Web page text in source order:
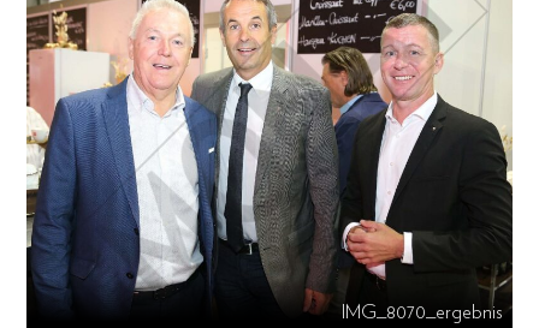
IMG_8070_ergebnis